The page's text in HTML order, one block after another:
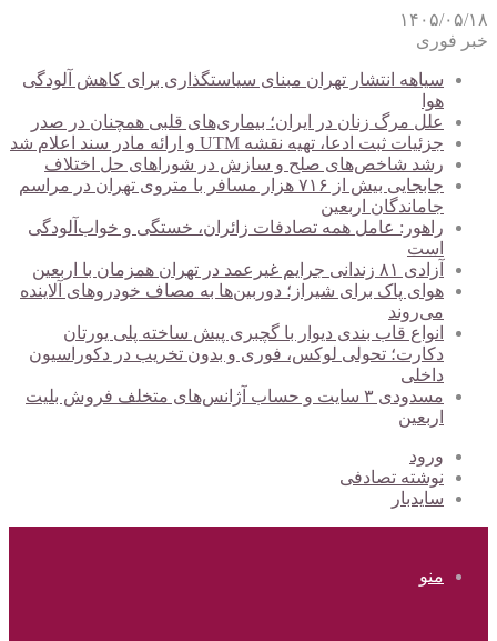
۱۴۰۵/۰۵/۱۸
خبر فوری
سیاهه انتشار تهران مبنای سیاستگذاری برای کاهش آلودگی
هوا
علل مرگ زنان در ایران؛ بیماری‌های قلبی همچنان در صدر
جزئیات ثبت ادعا، تهیه نقشه UTM و ارائه مادر سند اعلام شد
رشد شاخص‌های صلح و سازش در شوراهای حل اختلاف
جابجایی بیش از ۷۱۶ هزار مسافر با متروی تهران در مراسم
جاماندگان اربعین
راهور: عامل همه تصادفات زائران، خستگی و خواب‌آلودگی
است
آزادی ۸۱ زندانی جرایم غیرعمد در تهران همزمان با اربعین
هوای پاک برای شیراز؛ دوربین‌ها به مصاف خودروهای آلاینده
می‌روند
انواع قاب بندی دیوار با گچبری پیش ساخته پلی یورتان
دکارت؛ تحولی لوکس، فوری و بدون تخریب در دکوراسیون
داخلی
مسدودی ۳ سایت و حساب آژانس‌های متخلف فروش بلیت
اربعین
ورود
نوشته تصادفی
سایدبار
منو